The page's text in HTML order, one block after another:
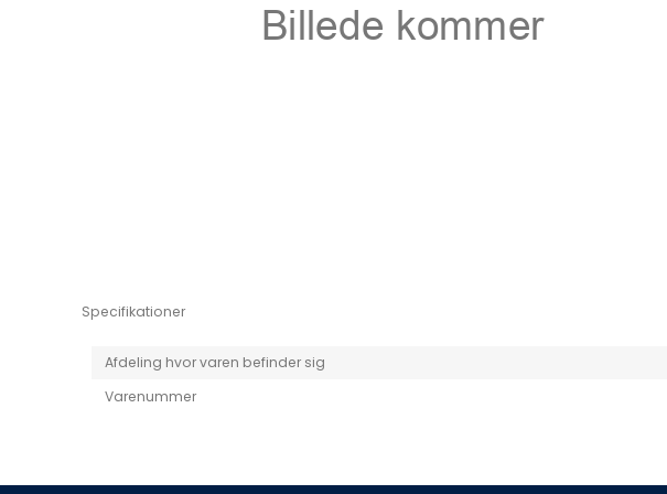
Niro EV
Specifikationer
Afdeling hvor varen befinder sig
Varenummer